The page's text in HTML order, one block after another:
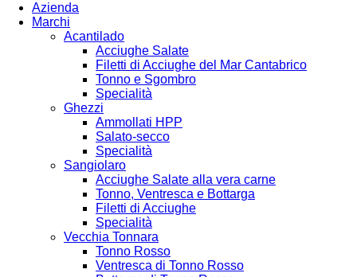
Azienda
Marchi
Acantilado
Acciughe Salate
Filetti di Acciughe del Mar Cantabrico
Tonno e Sgombro
Specialità
Ghezzi
Ammollati HPP
Salato-secco
Specialità
Sangiolaro
Acciughe Salate alla vera carne
Tonno, Ventresca e Bottarga
Filetti di Acciughe
Specialità
Vecchia Tonnara
Tonno Rosso
Ventresca di Tonno Rosso